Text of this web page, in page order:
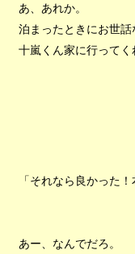
あ、あれか。
泊まったときにお世
十嵐くん家に行ってく
「それなら良かった
あー、なんでだろ。